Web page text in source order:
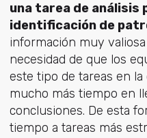
una tarea de análisis
identificación de
información muy
necesidad de que los
este tipo de tareas en la
mucho más tiempo en
conclusiones. De esta
tiempo a tareas más